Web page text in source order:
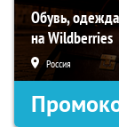
Обувь,
на Wildberries
Россия